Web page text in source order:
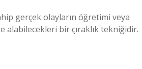
gerçek olayların öğretimi veya
alabilecekleri bir çıraklık tekniğidir.